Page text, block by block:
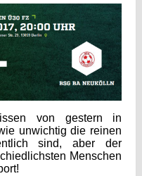
von gestern in
unwichtig die reinen
sind, aber der
Menschen